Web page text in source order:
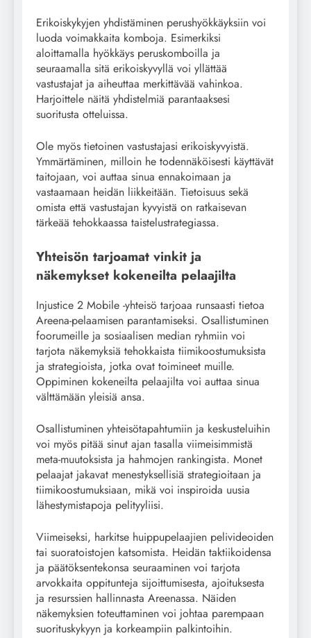
Erikoiskykyjen yhdistäminen perushyökkäyksiin voi
luoda voimakkaita komboja. Esimerkiksi
aloittamalla hyökkäys peruskomboilla ja
seuraamalla sitä erikoiskyvyllä voi yllättää
vastustajat ja aiheuttaa merkittävää vahinkoa.
Harjoittele näitä yhdistelmiä parantaaksesi
suoritusta otteluissa.
Ole myös tietoinen vastustajasi erikoiskyvyistä.
Ymmärtäminen, milloin he todennäköisesti käyttävät
taitojaan, voi auttaa sinua ennakoimaan ja
vastaamaan heidän liikkeitään. Tietoisuus sekä
omista että vastustajan kyvyistä on ratkaisevan
tärkeää tehokkaassa taistelustrategiassa.
Yhteisön tarjoamat vinkit ja
näkemykset kokeneilta pelaajilta
Injustice 2 Mobile -yhteisö tarjoaa runsaasti tietoa
Areena-pelaamisen parantamiseksi. Osallistuminen
foorumeille ja sosiaalisen median ryhmiin voi
tarjota näkemyksiä tehokkaista tiimikoostumuksista
ja strategioista, jotka ovat toimineet muille.
Oppiminen kokeneilta pelaajilta voi auttaa sinua
välttämään yleisiä ansa.
Osallistuminen yhteisötapahtumiin ja keskusteluihin
voi myös pitää sinut ajan tasalla viimeisimmistä
meta-muutoksista ja hahmojen rankingista. Monet
pelaajat jakavat menestyksellisiä strategioitaan ja
tiimikoostumuksiaan, mikä voi inspiroida uusia
lähestymistapoja pelityyliisi.
Viimeiseksi, harkitse huippupelaajien pelivideoiden
tai suoratoistojen katsomista. Heidän taktiikoidensa
ja päätöksentekonsa seuraaminen voi tarjota
arvokkaita oppitunteja sijoittumisesta, ajoituksesta
ja resurssien hallinnasta Areenassa. Näiden
näkemyksien toteuttaminen voi johtaa parempaan
suorituskykyyn ja korkeampiin palkintoihin.